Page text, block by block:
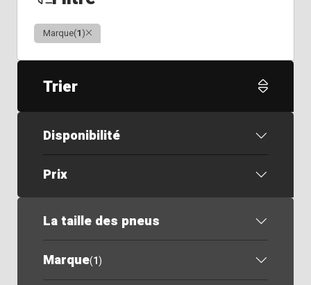
Marque(1)Clair
Trier
Disponibilité
Prix
La taille des pneus
Marque(1)